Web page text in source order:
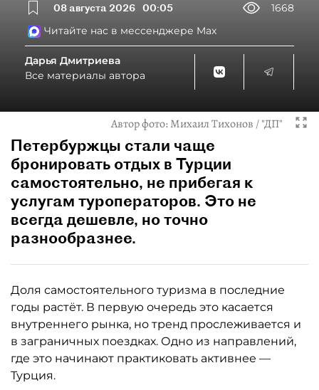
08 августа 2026 00:05
1668
Читайте нас в мессенджере Max
Дарья Дмитриева
Все материалы автора
Автор фото:Михаил Тихонов / "ДП"
Петербуржцы стали чаще
бронировать отдых в Турции
самостоятельно, не прибегая к
услугам туроператоров. Это не
всегда дешевле, но точно
разнообразнее.
Доля самостоятельного туризма в последние
годы растёт. В первую очередь это касается
внутреннего рынка, но тренд прослеживается и
в заграничных поездках. Одно из направлений,
где это начинают практиковать активнее —
Турция.